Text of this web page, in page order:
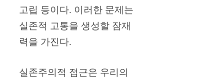
고립 등이다. 이러한 문제는
실존적 고통을 생성할 잠재
력을 가진다.
실존주의적 접근은 우리의